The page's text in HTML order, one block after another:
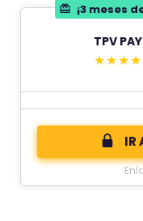
¡3 meses
TPV
E
s
t
c
IR